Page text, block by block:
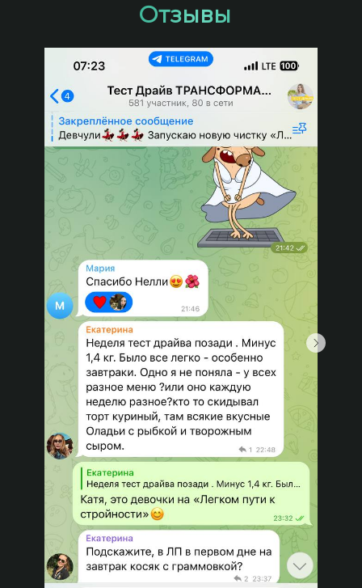
Отзывы